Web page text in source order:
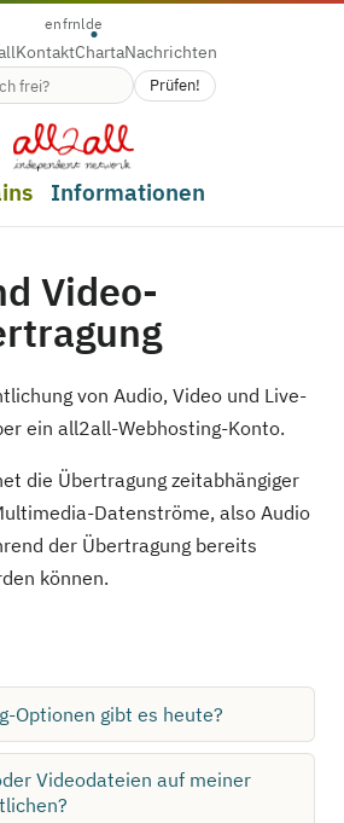
enfrnlde
KontaktChartaNachrichten
des Domainnamens
Prüfen!
Informationen
Video-
von Audio, Video und Live-
ein all2all-Webhosting-Konto.
die Übertragung zeitabhängiger
Datenströme, also Audio
der Übertragung bereits
können.
Optionen gibt es heute?
Videodateien auf meiner